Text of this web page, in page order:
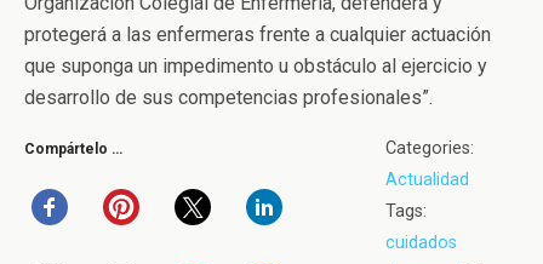
protegerá a las enfermeras frente a cualquier actuación
que suponga un impedimento u obstáculo al ejercicio y
desarrollo de sus competencias profesionales”.
Compártelo …
Categories:
Actualidad
Tags:
cuidados